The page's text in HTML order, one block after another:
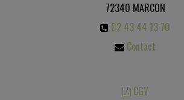
72340 MARCON
02 43 44 13 70
Contact
CGV